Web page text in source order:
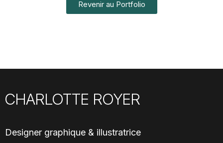
Revenir au Portfolio
CHARLOTTE ROYER
Designer graphique & illustratrice